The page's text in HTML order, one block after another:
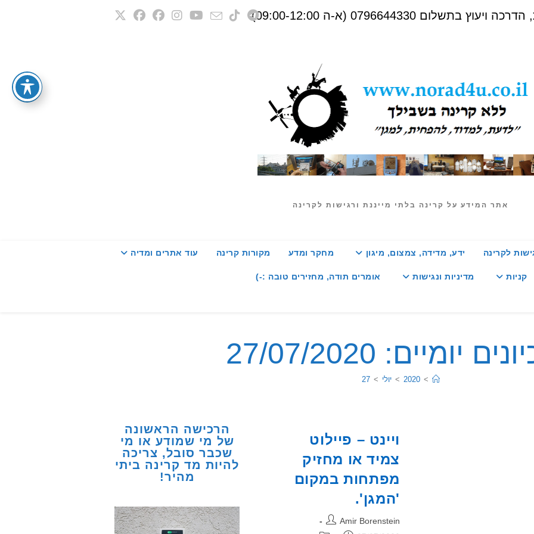
0796644330 (א-ה 09:00-12:00)
אתר המידע על קרינה בלתי מייננת ורגישות לקרינה
לקרינה ידע, מדידה, צמצום, מיגון מחקר ומדע מקורות קרינה עוד אתרים ומדיה
קניות מדיניות ונגישות אומרים תודה, מחזירים טובה :-)
יומיים: 27/07/2020
>
2020
> יולי >
27
הרכישה הראשונה
של מי שמודע או מי
שכבר סובל, צריכה
להיות מד קרינה ביתי
מהיר!
ויינט – פיילוט
צמיד או מחזיק
מפתחות במקום
'המגן'.
מחבר:
Amir Borenstein